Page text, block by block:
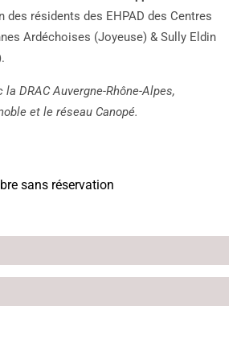
des résidents des EHPAD des Centres
Ardéchoises (Joyeuse) & Sully Eldin
DRAC Auvergne-Rhône-Alpes,
et le réseau Canopé.
sans réservation